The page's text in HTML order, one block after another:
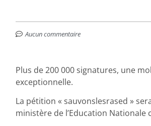
Aucun commentaire
Plus de 200 000 signatures, une
exceptionnelle.
La pétition « sauvonslesrased »
ministère de l’Education Nationale